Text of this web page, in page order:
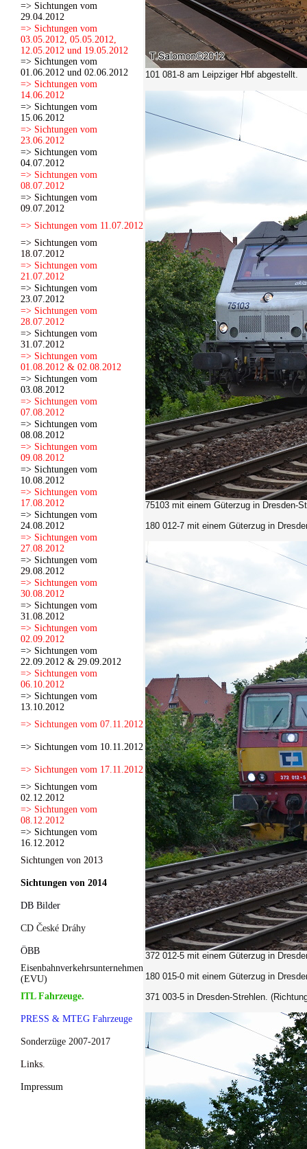
=> Sichtungen vom
29.04.2012
=> Sichtungen vom
03.05.2012, 05.05.2012,
12.05.2012 und 19.05.2012
=> Sichtungen vom
01.06.2012 und 02.06.2012
=> Sichtungen vom
14.06.2012
=> Sichtungen vom
15.06.2012
=> Sichtungen vom
23.06.2012
=> Sichtungen vom
04.07.2012
=> Sichtungen vom
08.07.2012
=> Sichtungen vom
09.07.2012
=> Sichtungen vom 11.07.2012
=> Sichtungen vom
18.07.2012
=> Sichtungen vom
21.07.2012
=> Sichtungen vom
23.07.2012
=> Sichtungen vom
28.07.2012
=> Sichtungen vom
31.07.2012
=> Sichtungen vom
01.08.2012 & 02.08.2012
=> Sichtungen vom
03.08.2012
=> Sichtungen vom
07.08.2012
=> Sichtungen vom
08.08.2012
=> Sichtungen vom
09.08.2012
=> Sichtungen vom
10.08.2012
=> Sichtungen vom
17.08.2012
=> Sichtungen vom
24.08.2012
=> Sichtungen vom
27.08.2012
=> Sichtungen vom
29.08.2012
=> Sichtungen vom
30.08.2012
=> Sichtungen vom
31.08.2012
=> Sichtungen vom
02.09.2012
=> Sichtungen vom
22.09.2012 & 29.09.2012
=> Sichtungen vom
06.10.2012
=> Sichtungen vom
13.10.2012
=> Sichtungen vom 07.11.2012
=> Sichtungen vom 10.11.2012
=> Sichtungen vom 17.11.2012
=> Sichtungen vom
02.12.2012
=> Sichtungen vom
08.12.2012
=> Sichtungen vom
16.12.2012
Sichtungen von 2013
Sichtungen von 2014
DB Bilder
CD České Dráhy
ÖBB
Eisenbahnverkehrsunternehmen
(EVU)
ITL Fahrzeuge.
PRESS & MTEG Fahrzeuge
Sonderzüge 2007-2017
Links.
Impressum
101 081-8 am Leipziger Hbf abgestellt.
75103 mit einem Güterzug in Dresden-
180 012-7 mit einem Güterzug in
372 012-5 mit einem Güterzug in
180 015-0 mit einem Güterzug in
371 003-5 in Dresden-Strehlen.